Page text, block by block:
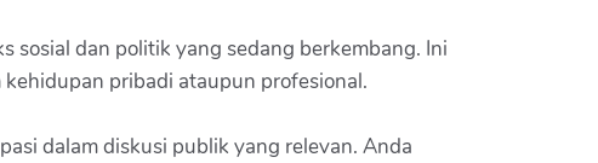
sosial dan politik yang sedang berkembang. Ini
pribadi ataupun profesional.
dalam diskusi publik yang relevan. Anda